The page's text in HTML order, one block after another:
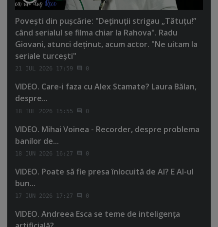
Poveşti din puşcărie: "Deţinuţii strigau „Tătuţu!”
când serialul se filma chiar la Rahova". Radu
Giovani, atunci deţinut, acum actor. "Ne uitam la
seriale turceşti"
21 IUL 2026 17:59 0
VIDEO. Care-i faza cu Alex Stamate? Laura Bălan,
despre...
18 IUL 2026 15:55 0
VIDEO. Mihai Voinea - Recorder, despre problema
banilor de...
18 IUN 2026 16:27 0
VIDEO. Poate să fie presa înlocuită de AI? E AI-ul
bun...
17 IUN 2026 17:27 0
VIDEO. Andreea Esca se teme de inteligenţa